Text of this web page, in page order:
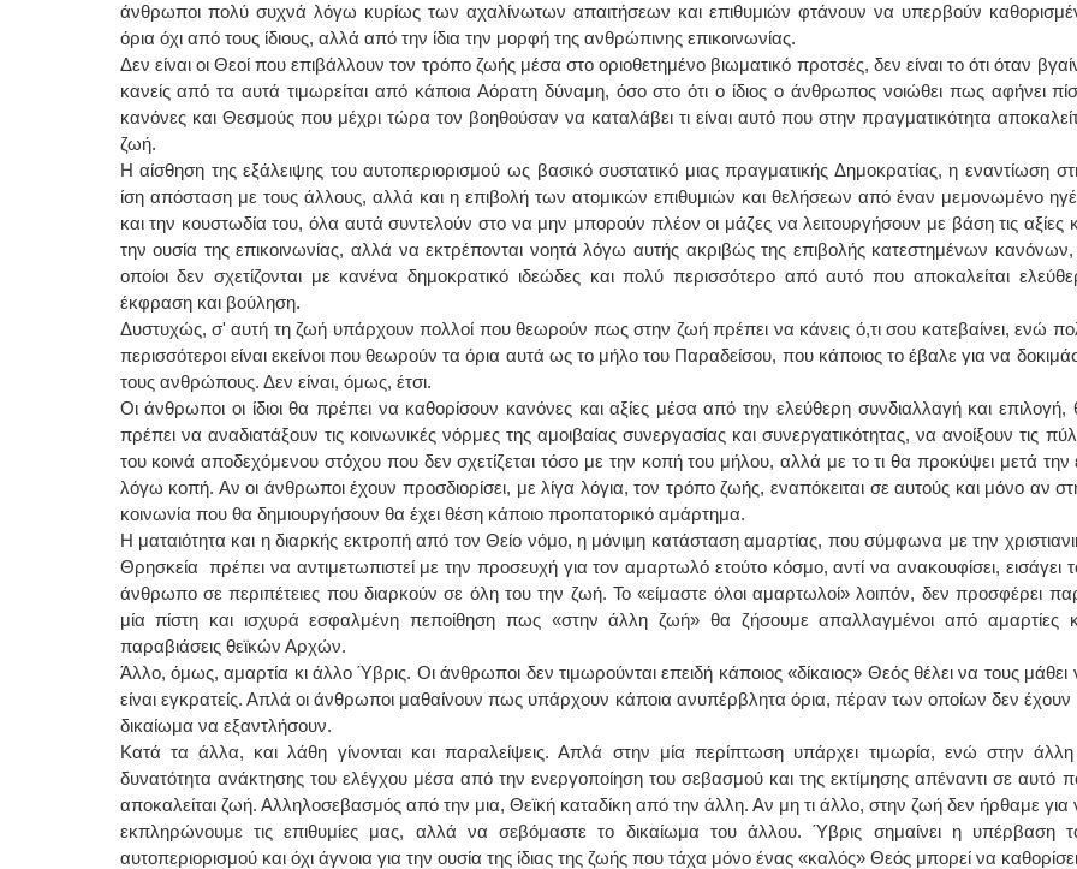
άνθρωποι πολύ συχνά λόγω κυρίως των αχαλίνωτων απαιτήσεων και επιθυμιών φτάνουν να υπερβούν
όρια όχι από τους ίδιους, αλλά από την ίδια την μορφή της ανθρώπινης επικοινωνίας.
Δεν είναι οι Θεοί που επιβάλλουν τον τρόπο ζωής μέσα στο οριοθετημένο βιωματικό προτσές, δεν είναι το ότι όταν
κανείς από τα αυτά τιμωρείται από κάποια Αόρατη δύναμη, όσο στο ότι ο ίδιος ο άνθρωπος νοιώθει πως αφήνει
κανόνες και Θεσμούς που μέχρι τώρα τον βοηθούσαν να καταλάβει τι είναι αυτό που στην πραγματικότητα
ζωή.
Η αίσθηση της εξάλειψης του αυτοπεριορισμού ως βασικό συστατικό μιας πραγματικής Δημοκρατίας, η εναντίωση
ίση απόσταση με τους άλλους, αλλά και η επιβολή των ατομικών επιθυμιών και θελήσεων από έναν μεμονωμένο
και την κουστωδία του, όλα αυτά συντελούν στο να μην μπορούν πλέον οι μάζες να λειτουργήσουν με βάση τις αξίες
την ουσία της επικοινωνίας, αλλά να εκτρέπονται νοητά λόγω αυτής ακριβώς της επιβολής κατεστημένων κανόνων,
οποίοι δεν σχετίζονται με κανένα δημοκρατικό ιδεώδες και πολύ περισσότερο από αυτό που αποκαλείται
έκφραση και βούληση.
Δυστυχώς, σ' αυτή τη ζωή υπάρχουν πολλοί που θεωρούν πως στην ζωή πρέπει να κάνεις ό,τι σου κατεβαίνει, ενώ
περισσότεροι είναι εκείνοι που θεωρούν τα όρια αυτά ως το μήλο του Παραδείσου, που κάποιος το έβαλε για να
τους ανθρώπους. Δεν είναι, όμως, έτσι.
Οι άνθρωποι οι ίδιοι θα πρέπει να καθορίσουν κανόνες και αξίες μέσα από την ελεύθερη συνδιαλλαγή και επιλογή,
πρέπει να αναδιατάξουν τις κοινωνικές νόρμες της αμοιβαίας συνεργασίας και συνεργατικότητας, να ανοίξουν τις
του κοινά αποδεχόμενου στόχου που δεν σχετίζεται τόσο με την κοπή του μήλου, αλλά με το τι θα προκύψει μετά την
λόγω κοπή. Αν οι άνθρωποι έχουν προσδιορίσει, με λίγα λόγια, τον τρόπο ζωής, εναπόκειται σε αυτούς και μόνο αν
κοινωνία που θα δημιουργήσουν θα έχει θέση κάποιο προπατορικό αμάρτημα.
Η ματαιότητα και η διαρκής εκτροπή από τον Θείο νόμο, η μόνιμη κατάσταση αμαρτίας, που σύμφωνα με την
Θρησκεία πρέπει να αντιμετωπιστεί με την προσευχή για τον αμαρτωλό ετούτο κόσμο, αντί να ανακουφίσει, εισάγει
άνθρωπο σε περιπέτειες που διαρκούν σε όλη του την ζωή. Το «είμαστε όλοι αμαρτωλοί» λοιπόν, δεν προσφέρει
μία πίστη και ισχυρά εσφαλμένη πεποίθηση πως «στην άλλη ζωή» θα ζήσουμε απαλλαγμένοι από αμαρτίες
παραβιάσεις θεϊκών Αρχών.
Άλλο, όμως, αμαρτία κι άλλο Ύβρις. Οι άνθρωποι δεν τιμωρούνται επειδή κάποιος «δίκαιος» Θεός θέλει να τους μάθει
είναι εγκρατείς. Απλά οι άνθρωποι μαθαίνουν πως υπάρχουν κάποια ανυπέρβλητα όρια, πέραν των οποίων δεν έχουν
δικαίωμα να εξαντλήσουν.
Κατά τα άλλα, και λάθη γίνονται και παραλείψεις. Απλά στην μία περίπτωση υπάρχει τιμωρία, ενώ στην
δυνατότητα ανάκτησης του ελέγχου μέσα από την ενεργοποίηση του σεβασμού και της εκτίμησης απέναντι σε αυτό
αποκαλείται ζωή. Αλληλοσεβασμός από την μια, Θεϊκή καταδίκη από την άλλη. Αν μη τι άλλο, στην ζωή δεν ήρθαμε για
εκπληρώνουμε τις επιθυμίες μας, αλλά να σεβόμαστε το δικαίωμα του άλλου. Ύβρις σημαίνει η υπέρβαση
αυτοπεριορισμού και όχι άγνοια για την ουσία της ίδιας της ζωής που τάχα μόνο ένας «καλός» Θεός μπορεί να
ΧΕΙΡΟΥΡΓΟΣ
Διδάκτωρ Ιατρικής Σχολής
Πανεπιστημίου Αθηνών
Καλλιπόλεως 3,Νέα Σμύρνη,
τηλ:210-9320215
Καβέτσου 10, Μυτιλήνη, τηλ:
Χειρουργός Ωτορινολαρυγγολόγος
Έλενα Μπούμπα
Στρατιωτικός Ιατρός
Διδ.Παν.Αθηνών
Διπλωματούχος Ευρ.Ακαδημίας
2102467085 & 6938502258
email- elenboumpa@gmail.com